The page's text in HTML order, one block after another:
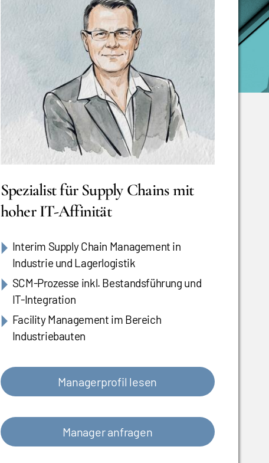
Spezialist für Supply Chains mit
hoher IT-Affinität
Interim Supply Chain Management in
Industrie und Lagerlogistik
SCM-Prozesse inkl. Bestandsführung und
IT-Integration
Facility Management im Bereich
Industriebauten
Managerprofil lesen
Manager anfragen